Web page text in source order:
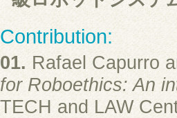
Contribution:
01. Rafael Capurro
for Roboethics: An
TECH and LAW